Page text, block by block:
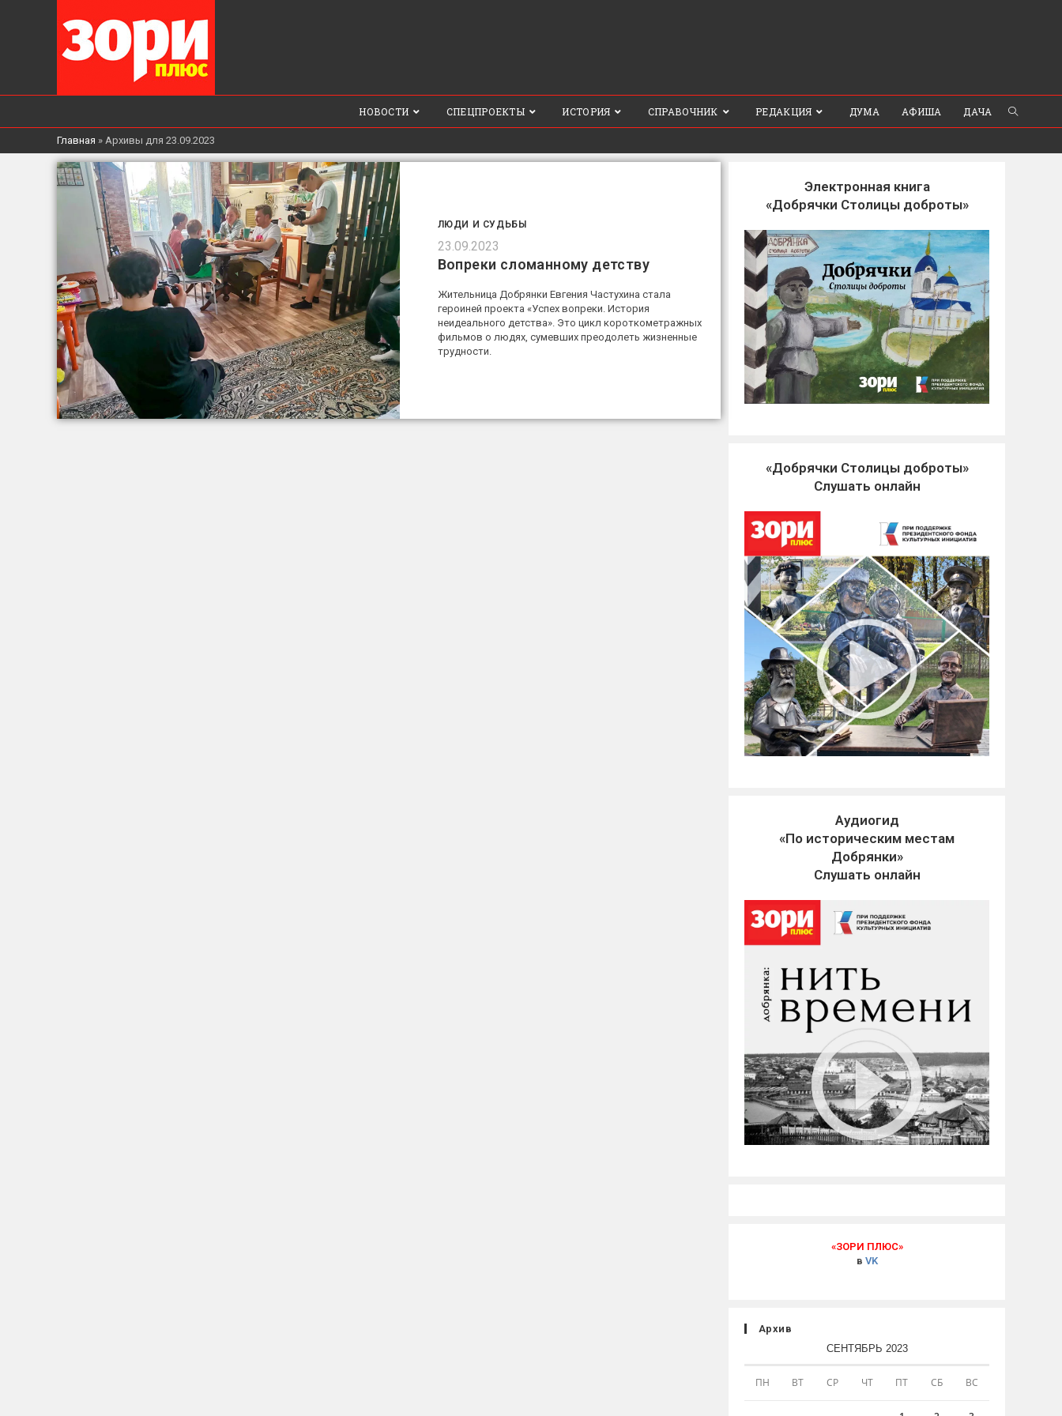
НОВОСТИ СПЕЦПРОЕКТЫ ИСТОРИЯ СПРАВОЧНИК РЕДАКЦИЯ ДУМА АФИША ДАЧА
Главная » Архивы для 23.09.2023
ЛЮДИ И СУДЬБЫ
23.09.2023
Вопреки сломанному детству
Жительница Добрянки Евгения Частухина стала
героиней проекта «Успех вопреки. История
неидеального детства». Это цикл короткометражных
фильмов о людях, сумевших преодолеть жизненные
трудности.
Электронная книга
«Добрячки Столицы доброты»
«Добрячки Столицы доброты»
Слушать онлайн
Аудиогид
«По историческим местам
Добрянки»
Слушать онлайн
«ЗОРИ ПЛЮС»
в VK
Архив
СЕНТЯБРЬ 2023
ПН ВТ СР ЧТ ПТ СБ ВС